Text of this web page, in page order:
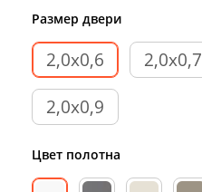
Размер двери
2,0х0,6 2,0х0,7
2,0х0,9
Цвет полотна